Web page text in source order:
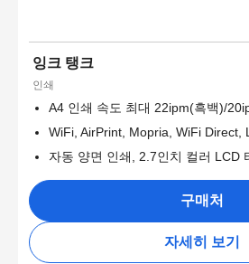
잉크 탱크
인쇄
A4 인쇄 속도 최대 22ipm(흑백)/
WiFi, AirPrint, Mopria, WiFi Direct,
자동 양면 인쇄, 2.7인치 컬러 LCD
구매처
자세히 보기